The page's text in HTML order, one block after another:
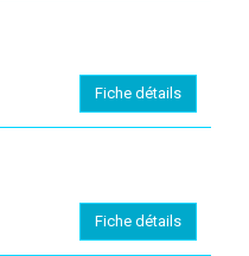
Fiche détails
Fiche détails